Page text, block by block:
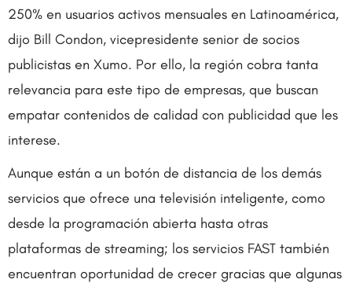
250% en usuarios activos mensuales en Latinoamérica,
dijo Bill Condon, vicepresidente senior de socios
publicistas en Xumo. Por ello, la región cobra tanta
relevancia para este tipo de empresas, que buscan
empatar contenidos de calidad con publicidad que les
interese.
Aunque están a un botón de distancia de los demás
servicios que ofrece una televisión inteligente, como
desde la programación abierta hasta otras
plataformas de streaming; los servicios FAST también
encuentran oportunidad de crecer gracias que algunas